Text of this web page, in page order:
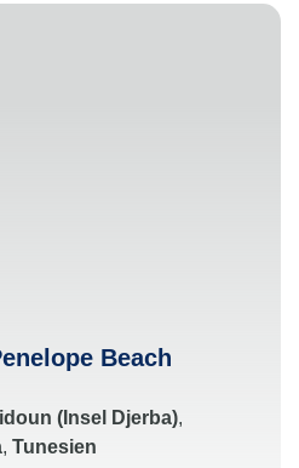
Beach
(Insel Djerba),
, Tunesien